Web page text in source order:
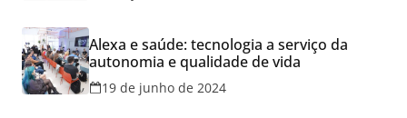
Alexa e saúde: tecnologia a serviço da
autonomia e qualidade de vida
19 de junho de 2024